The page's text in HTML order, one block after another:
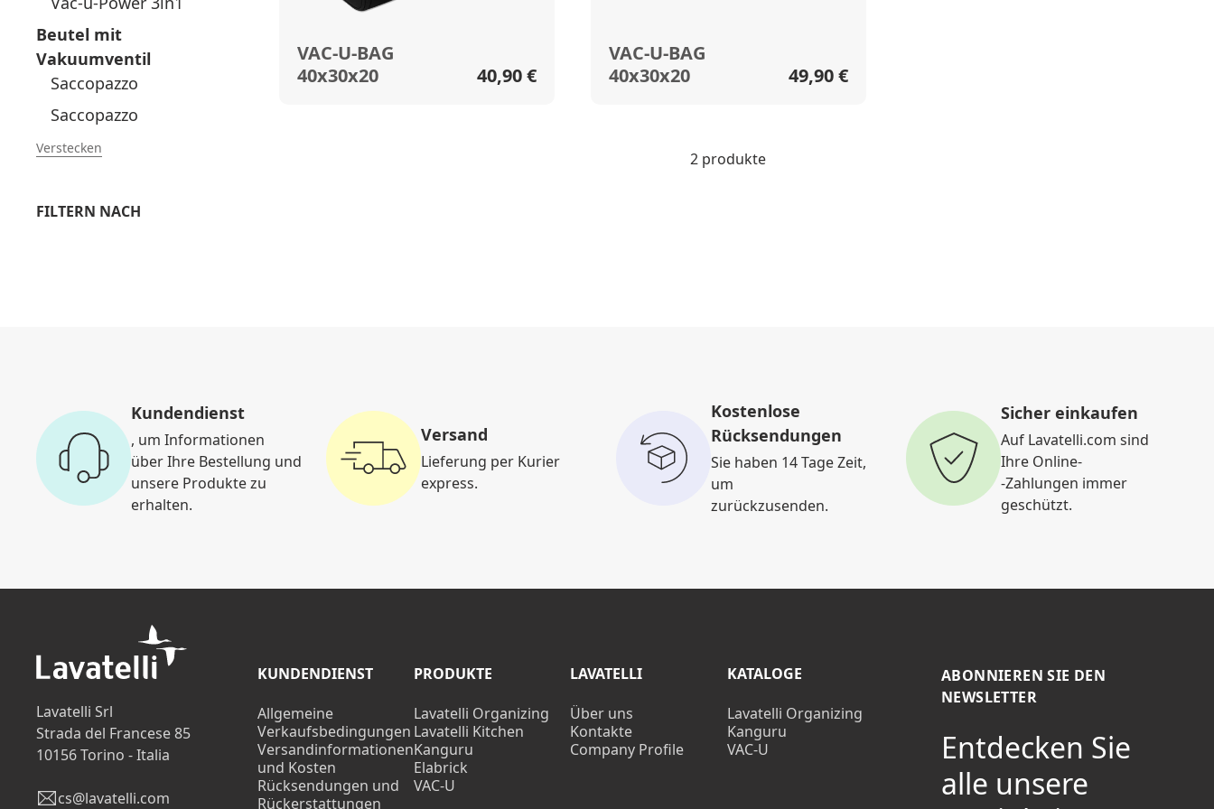
Beutel mit
Vakuumventil
Saccopazzo
Saccopazzo
Verstecken
FILTERN NACH
VAC-U-BAG
40x30x20
40,90 €
VAC-U-BAG
40x30x20
49,90 €
2 produkte
Kundendienst
, um Informationen
über Ihre Bestellung und
unsere Produkte zu
erhalten.
Versand
Lieferung per Kurier
express.
Kostenlose
Rücksendungen
Sie haben 14 Tage Zeit,
um
zurückzusenden.
Sicher einkaufen
Auf Lavatelli.com sind
Ihre Online-
-Zahlungen immer
geschützt.
ABONNIEREN SIE DEN
NEWSLETTER
Entdecken Sie
alle unsere
KUNDENDIENST
Allgemeine
Verkaufsbedingungen
Versandinformationen
und Kosten
Rücksendungen und
Rückerstattungen
PRODUKTE
Lavatelli Organizing
Lavatelli Kitchen
Kanguru
Elabrick
VAC-U
LAVATELLI
Über uns
Kontakte
Company Profile
KATALOGE
Lavatelli Organizing
Kanguru
VAC-U
Lavatelli Srl
Strada del Francese 85
10156 Torino - Italia
cs@lavatelli.com